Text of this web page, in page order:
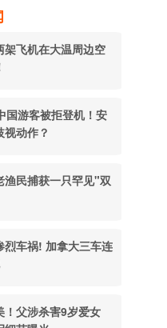
架飞机在大温周边空
国游客被拒登机！安
视动作？
渔民捕获一只罕见"双
烈车祸! 加拿大三车连
！父涉杀害9岁爱女